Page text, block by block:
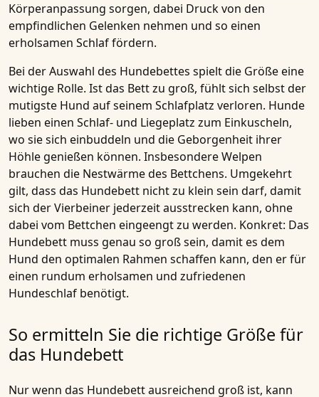
Körperanpassung sorgen, dabei Druck von den
empfindlichen Gelenken nehmen und so einen
erholsamen Schlaf fördern.
Bei der Auswahl des Hundebettes spielt die Größe eine
wichtige Rolle. Ist das Bett zu groß, fühlt sich selbst der
mutigste Hund auf seinem Schlafplatz verloren. Hunde
lieben einen Schlaf- und Liegeplatz zum Einkuscheln,
wo sie sich einbuddeln und die Geborgenheit ihrer
Höhle genießen können. Insbesondere Welpen
brauchen die Nestwärme des Bettchens. Umgekehrt
gilt, dass das Hundebett nicht zu klein sein darf, damit
sich der Vierbeiner jederzeit ausstrecken kann, ohne
dabei vom Bettchen eingeengt zu werden. Konkret: Das
Hundebett muss genau so groß sein, damit es dem
Hund den optimalen Rahmen schaffen kann, den er für
einen rundum erholsamen und zufriedenen
Hundeschlaf benötigt.
So ermitteln Sie die richtige Größe für
das Hundebett
Nur wenn das Hundebett ausreichend groß ist, kann